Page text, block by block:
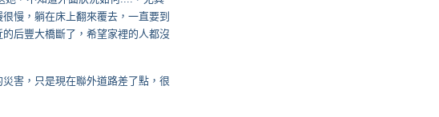
慢，躺在床上翻來覆去，一直要到
后豐大橋斷了，希望家裡的人都沒
害，只是現在聯外道路差了點，很